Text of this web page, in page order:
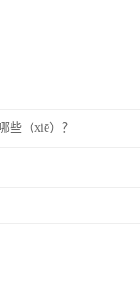
些（xiē）？